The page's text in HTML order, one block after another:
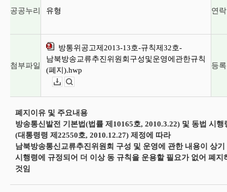
공공누리 유형 연
첨부파일
방통위공고제2013-13호-규칙제32호-
남북방송교류추진위원회구성및운영에관한규칙
(폐지).hwp
등
폐지이유 및 주요내용
방송통신발전 기본법(법률 제10165호, 2010.3.22) 및 동법 시행
(대통령령 제22550호, 2010.12.27) 제정에 따라
남북방송통신교류추진위원회 구성 및 운영에 관한 내용이 상기
시행령에 규정되어 더 이상 동 규칙을 운용할 필요가 없어 폐지
것임